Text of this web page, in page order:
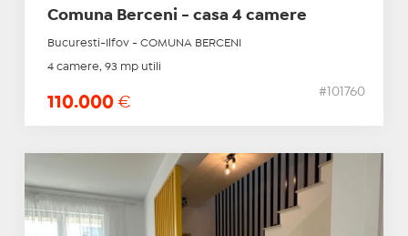
Comuna Berceni - casa 4 camere
Bucuresti-Ilfov - COMUNA BERCENI
4 camere, 93 mp utili
110.000 €
#101760